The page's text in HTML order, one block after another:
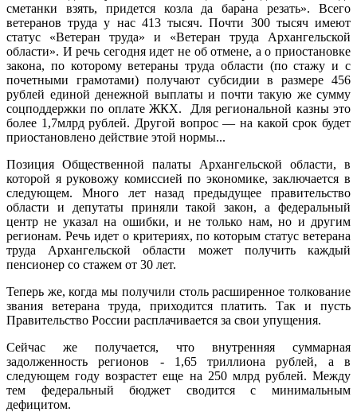
сметанки взять, придется козла да барана резать». Всего
ветеранов труда у нас 413 тысяч. Почти 300 тысяч имеют
статус «Ветеран труда» и «Ветеран труда Архангельской
области». И речь сегодня идет не об отмене, а о приостановке
закона, по которому ветераны труда области (по стажу и с
почетными грамотами) получают субсидии в размере 456
рублей единой денежной выплаты и почти такую же сумму
соцподдержки по оплате ЖКХ. Для региональной казны это
более 1,7млрд рублей. Другой вопрос — на какой срок будет
приостановлено действие этой нормы...
Позиция Общественной палаты Архангельской области, в
которой я руковожу комиссией по экономике, заключается в
следующем. Много лет назад предыдущее правительство
области и депутаты приняли такой закон, а федеральный
центр не указал на ошибки, и не только нам, но и другим
регионам. Речь идет о критериях, по которым статус ветерана
труда Архангельской области может получить каждый
пенсионер со стажем от 30 лет.
Теперь же, когда мы получили столь расширенное толкование
звания ветерана труда, приходится платить. Так и пусть
Правительство России расплачивается за свои упущения.
Сейчас же получается, что внутренняя суммарная
задолженность регионов - 1,65 триллиона рублей, а в
следующем году возрастет еще на 250 млрд рублей. Между
тем федеральный бюджет сводится с минимальным
дефицитом.